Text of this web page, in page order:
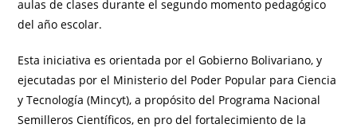
aulas de clases durante el segundo momento pedagógico
del año escolar.
Esta iniciativa es orientada por el Gobierno Bolivariano, y
ejecutadas por el Ministerio del Poder Popular para Ciencia
y Tecnología (Mincyt), a propósito del Programa Nacional
Semilleros Científicos, en pro del fortalecimiento de la